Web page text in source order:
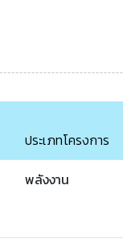
ประเภทโครงการ
พลังงาน